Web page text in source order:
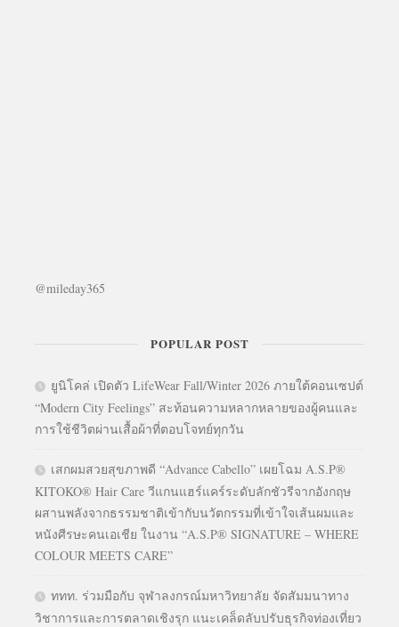
@mileday365
POPULAR POST
ยูนิโคล่ เปิดตัว LifeWear Fall/Winter 2026 ภายใต้คอนเซปต์
“Modern City Feelings” สะท้อนความหลากหลายของผู้คนและ
การใช้ชีวิตผ่านเสื้อผ้าที่ตอบโจทย์ทุกวัน
เสกผมสวยสุขภาพดี “Advance Cabello” เผยโฉม A.S.P®
KITOKO® Hair Care วีแกนแฮร์แคร์ระดับลักชัวรีจากอังกฤษ
ผสานพลังจากธรรมชาติเข้ากับนวัตกรรมที่เข้าใจเส้นผมและ
หนังศีรษะคนเอเชีย ในงาน “A.S.P® SIGNATURE – WHERE
COLOUR MEETS CARE”
ททท. ร่วมมือกับ จุฬาลงกรณ์มหาวิทยาลัย จัดสัมมนาทาง
วิชาการและการตลาดเชิงรุก แนะเคล็ดลับปรับธุรกิจท่องเที่ยว